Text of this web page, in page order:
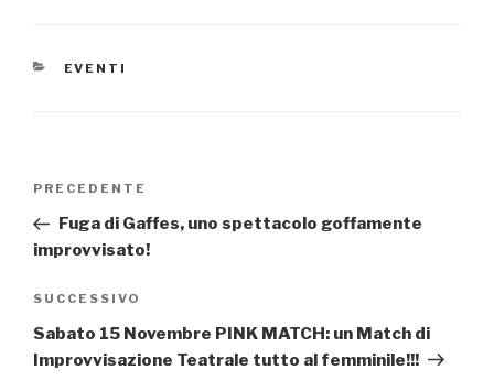
CATEGORIE
EVENTI
Articolo
precedente:
PRECEDENTE
Fuga di Gaffes, uno spettacolo goffamente
improvvisato!
Articolo
successivo
SUCCESSIVO
Sabato 15 Novembre PINK MATCH: un Match di
Improvvisazione Teatrale tutto al femminile!!!